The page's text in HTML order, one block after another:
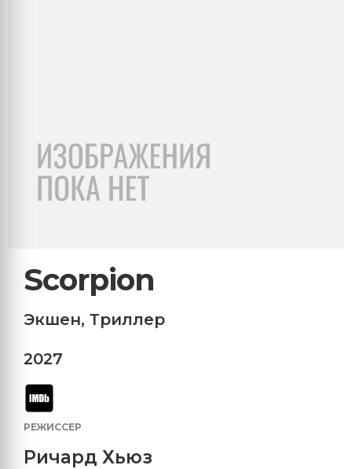
Scorpion
Экшен, Триллер
2027
РЕЖИССЕР
Ричард Хьюз